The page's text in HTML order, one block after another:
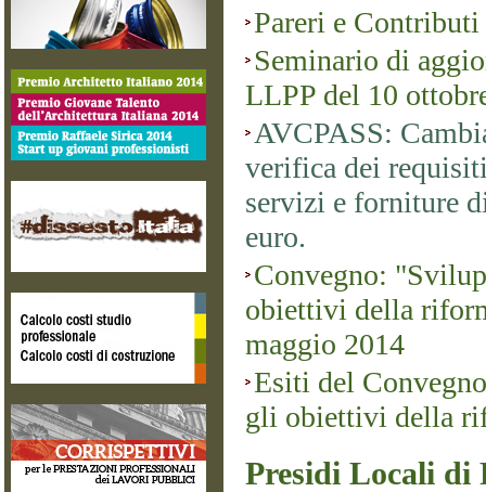
Pareri e Contributi
Seminario di
LLPP del 10
AVCPASS:
verifica dei
servizi e forniture
euro.
Convegno:
obiettivi della
maggio 2014
Esiti del
gli obiettivi della
Presidi Locali di